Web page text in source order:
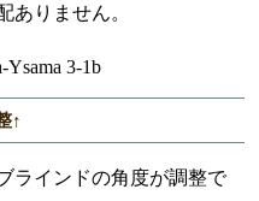
ありません。
↑
ラインドの角度が調整で